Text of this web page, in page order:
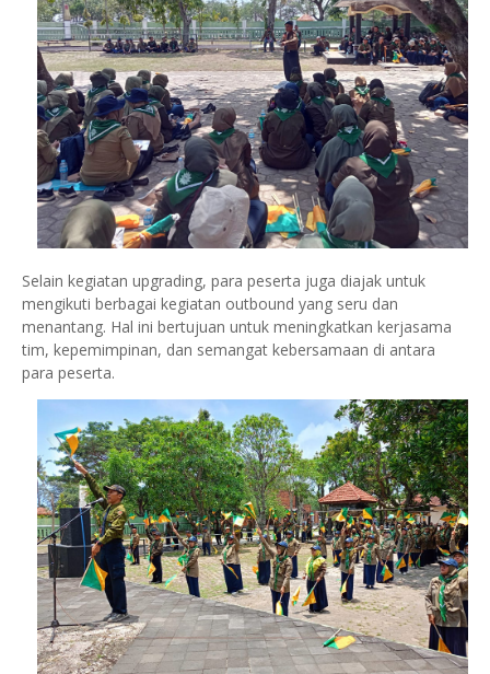
Selain kegiatan upgrading, para peserta juga diajak untuk
mengikuti berbagai kegiatan outbound yang seru dan
menantang. Hal ini bertujuan untuk meningkatkan kerjasama
tim, kepemimpinan, dan semangat kebersamaan di antara
para peserta.